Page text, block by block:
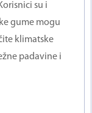
su i
gume mogu
klimatske
padavine i